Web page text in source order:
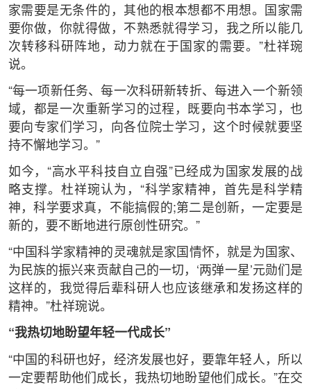
家需要是无条件的，其他的根本想都不用想。国家需
要你做，你就得做，不熟悉就得学习，我之所以能几
次转移科研阵地，动力就在于国家的需要。”杜祥琬
说。
“每一项新任务、每一次科研新转折、每进入一个新领
域，都是一次重新学习的过程，既要向书本学习，也
要向专家们学习，向各位院士学习，这个时候就要坚
持不懈地学习。”
如今，“高水平科技自立自强”已经成为国家发展的战
略支撑。杜祥琬认为，“科学家精神，首先是科学精
神，科学要求真，不能搞假的;第二是创新，一定要是
新的，要不断地进行原创性研究。”
“中国科学家精神的灵魂就是家国情怀，就是为国家、
为民族的振兴来贡献自己的一切，‘两弹一星’元勋们是
这样的，我觉得后辈科研人也应该继承和发扬这样的
精神。”杜祥琬说。
“我热切地盼望年轻一代成长”
“中国的科研也好，经济发展也好，要靠年轻人，所以
一定要帮助他们成长，我热切地盼望他们成长。”在交